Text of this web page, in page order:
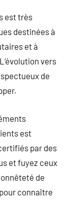
est très
destinées à
et à
vers
de
est
par des
et fuyez ceux
de
connaître